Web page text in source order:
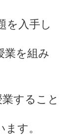
を入手し
業を組み
すること
す。